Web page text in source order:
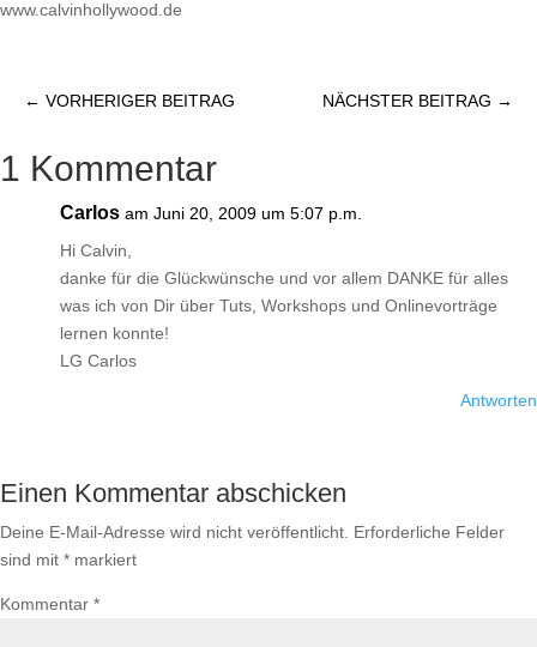
www.calvinhollywood.de
← VORHERIGER BEITRAG NÄCHSTER BEITRAG →
1 Kommentar
Carlos am Juni 20, 2009 um 5:07 p.m.
Hi Calvin,
danke für die Glückwünsche und vor allem DANKE für alles
was ich von Dir über Tuts, Workshops und Onlinevorträge
lernen konnte!
LG Carlos
Antworten
Einen Kommentar abschicken
Deine E-Mail-Adresse wird nicht veröffentlicht. Erforderliche Felder
sind mit * markiert
Kommentar *